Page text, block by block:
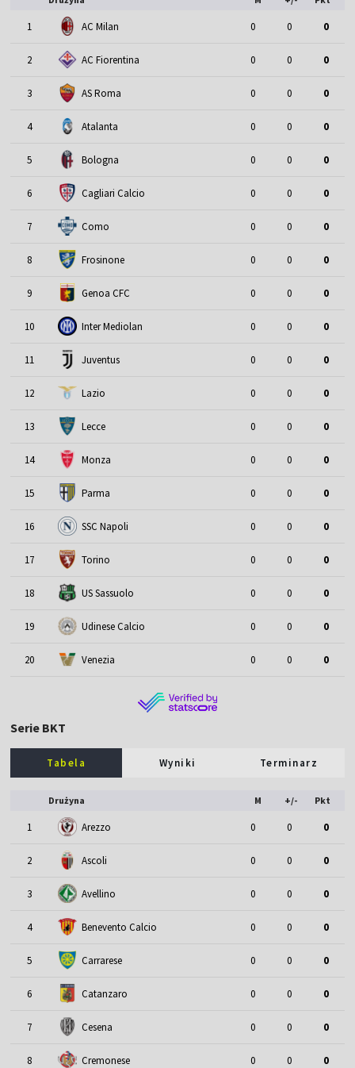
1 AC Milan 0 0 0
2 AC Fiorentina 0 0 0
3 AS Roma 0 0 0
4 Atalanta 0 0 0
5 Bologna 0 0 0
6 Cagliari Calcio 0 0 0
7 Como 0 0 0
8 Frosinone 0 0 0
9 Genoa CFC 0 0 0
10 Inter Mediolan 0 0 0
11 Juventus 0 0 0
12 Lazio 0 0 0
13 Lecce 0 0 0
14 Monza 0 0 0
15 Parma 0 0 0
16 SSC Napoli 0 0 0
17 Torino 0 0 0
18 US Sassuolo 0 0 0
19 Udinese Calcio 0 0 0
20 Venezia 0 0 0
Serie BKT
Tabela Wyniki Terminarz
Drużyna M +/- Pkt
1 Arezzo 0 0 0
2 Ascoli 0 0 0
3 Avellino 0 0 0
4 Benevento Calcio 0 0 0
5 Carrarese 0 0 0
6 Catanzaro 0 0 0
7 Cesena 0 0 0
8 Cremonese 0 0 0